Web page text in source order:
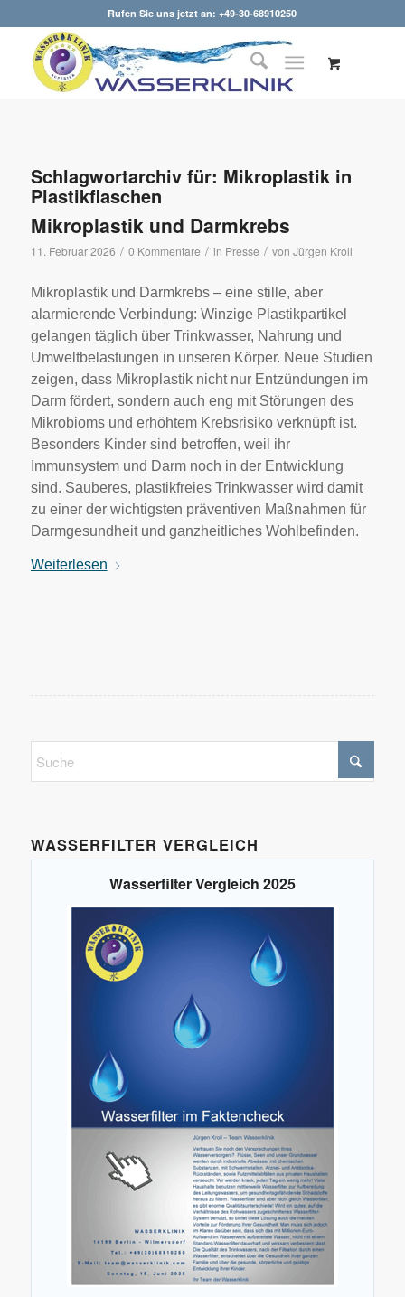
Rufen Sie uns jetzt an: +49-30-68910250
Schlagwortarchiv für: Mikroplastik in
Plastikflaschen
Mikroplastik und Darmkrebs
11. Februar 2026 / 0 Kommentare / in Presse / von Jürgen Kroll
Mikroplastik und Darmkrebs – eine stille, aber
alarmierende Verbindung: Winzige Plastikpartikel
gelangen täglich über Trinkwasser, Nahrung und
Umweltbelastungen in unseren Körper. Neue Studien
zeigen, dass Mikroplastik nicht nur Entzündungen im
Darm fördert, sondern auch eng mit Störungen des
Mikrobioms und erhöhtem Krebsrisiko verknüpft ist.
Besonders Kinder sind betroffen, weil ihr
Immunsystem und Darm noch in der Entwicklung
sind. Sauberes, plastikfreies Trinkwasser wird damit
zu einer der wichtigsten präventiven Maßnahmen für
Darmgesundheit und ganzheitliches Wohlbefinden.
Weiterlesen
WASSERFILTER VERGLEICH
Wasserfilter Vergleich 2025